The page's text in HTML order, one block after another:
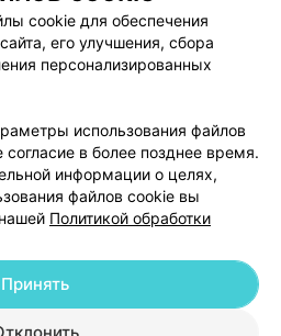
Партнеры
103.by
данных
| 220012, Республика Беларусь,
cookie для обеспечения
его улучшения, сбора
персонализированных
использования файлов
в более позднее время.
информации о целях,
файлов cookie вы
Политикой обработки
Принять